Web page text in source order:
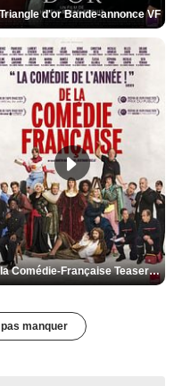
d'or Bande-annonce VF
De la Comédie-Française Teaser VF
manquer